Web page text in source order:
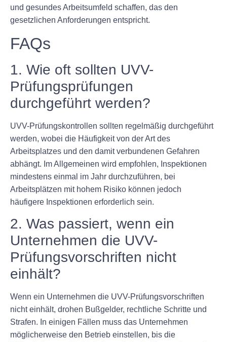
und gesundes Arbeitsumfeld schaffen, das den
gesetzlichen Anforderungen entspricht.
FAQs
1. Wie oft sollten UVV-
Prüfungsprüfungen
durchgeführt werden?
UVV-Prüfungskontrollen sollten regelmäßig durchgeführt
werden, wobei die Häufigkeit von der Art des
Arbeitsplatzes und den damit verbundenen Gefahren
abhängt. Im Allgemeinen wird empfohlen, Inspektionen
mindestens einmal im Jahr durchzuführen, bei
Arbeitsplätzen mit hohem Risiko können jedoch
häufigere Inspektionen erforderlich sein.
2. Was passiert, wenn ein
Unternehmen die UVV-
Prüfungsvorschriften nicht
einhält?
Wenn ein Unternehmen die UVV-Prüfungsvorschriften
nicht einhält, drohen Bußgelder, rechtliche Schritte und
Strafen. In einigen Fällen muss das Unternehmen
möglicherweise den Betrieb einstellen, bis die